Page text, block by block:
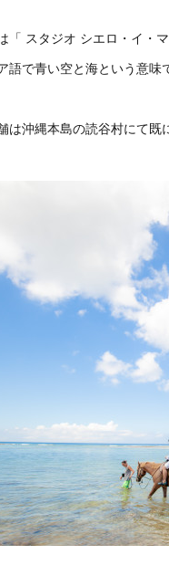
「 スタジオ シエロ・イ・マ
語で青い空と海という意味
は沖縄本島の読谷村にて既